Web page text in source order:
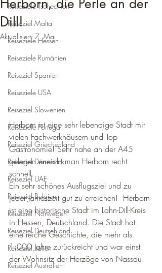
Reiseziele Tschechien
Reiseziel Malta
Reiseziele Hessen
Reiseziele Rumänien
Reiseziel Spanien
Reiseziele USA
Reiseziel Slowenien
Reiseziele Portugal
Reiseziel Griechenland
Reiseziel Dänemark
Reiseziel UAE
Reiseziel Belgien
Reiseziel Norwegen
Reiseziel Deutschland
Reiseziel Italien
Reiseziel Australien
Herborn, die Perle an der
Dill!
Aktualisiert: 7. Mai
Herborn ist eine sehr lebendige Stadt mit
vielen Fachwerkhäusern und Top
Gastronomie! Sehr nahe an der A45
gelegen erreicht man Herborn recht
schnell.
Ein sehr schönes Ausflugsziel und zu
jeder Jahreszeit gut zu erreichen!  Herborn
ist eine historische Stadt im Lahn-Dill-Kreis
in Hessen, Deutschland. Die Stadt hat
eine reiche Geschichte, die mehr als
1.000 Jahre zurückreicht und war einst
der Wohnsitz der Herzöge von Nassau.